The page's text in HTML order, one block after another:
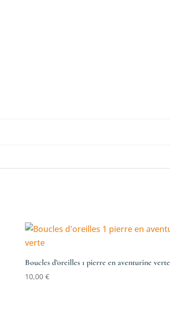
Boucles d’oreilles 1 pierre en aventurine verte
10,00€